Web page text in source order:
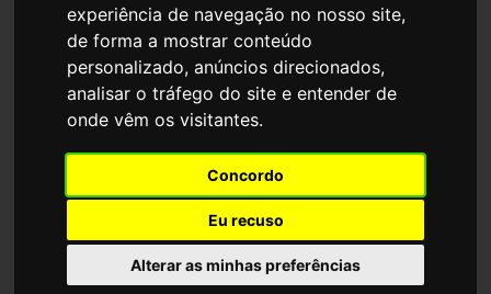
experiência de navegação no nosso site,
de forma a mostrar conteúdo
personalizado, anúncios direcionados,
analisar o tráfego do site e entender de
onde vêm os visitantes.
Concordo
Eu recuso
Alterar as minhas preferências
DJAZAGRO